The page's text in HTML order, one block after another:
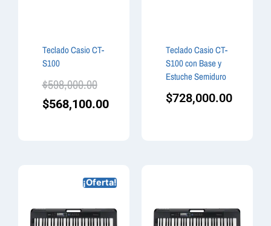
Teclado Casio CT-
S100
$598,000.00
$568,100.00
Teclado Casio CT-
S100 con Base y
Estuche Semiduro
$728,000.00
¡Oferta!